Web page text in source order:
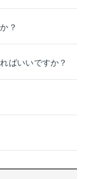
？
ばいいですか？